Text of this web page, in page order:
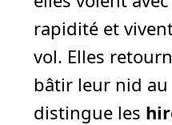
rapidité et
vol. Elles
bâtir leur nid
distingue les